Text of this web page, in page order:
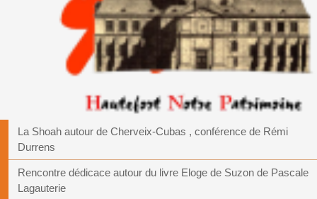
La Shoah autour de Cherveix-Cubas , conférence de Rémi
Durrens
Rencontre dédicace autour du livre Eloge de Suzon de Pascale
Lagauterie